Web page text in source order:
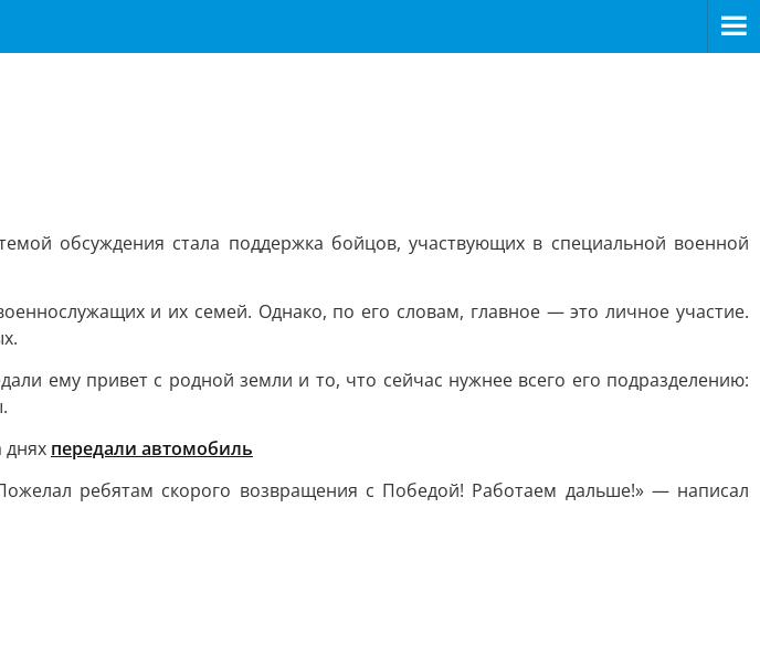
обсуждения стала поддержка бойцов, участвующих в специальной военной
и их семей. Однако, по его словам, главное — это личное участие.
ему привет с родной земли и то, что сейчас нужнее всего его подразделению:
днях передали автомобиль
ребятам скорого возвращения с Победой! Работаем дальше!» — написал